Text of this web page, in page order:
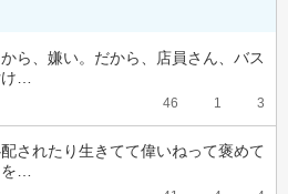
ら、嫌い。だから、店員さん、バス
…
46 1 3
されたり生きてて偉いねって褒めて
…